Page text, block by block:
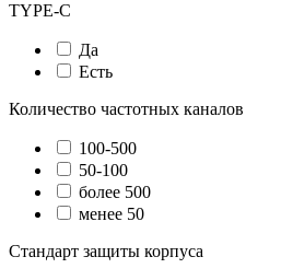
TYPE-C
Да
Есть
Количество частотных каналов
100-500
50-100
более 500
менее 50
Стандарт защиты корпуса